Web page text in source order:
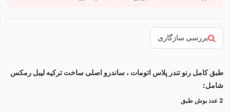
بررسی سازگاری
طبق کامل رنو تندر پلاس اتومات ، ساندرو اصلی ساخت ترکیه لیبل رمکس
شامل:
2 عدد بوش طبق